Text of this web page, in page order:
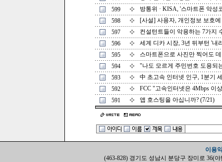
599
방통위 · KISA, '스마트폰 악성
598
[사설] 사용자, 개인정보 보호
597
컨설턴트들이 악용하는 7가지
596
세계 디카 시장, 3년 뒤부턴 '내
595
스마트폰으로 사진만 찍어도
594
"나도 모르게 주민번호 도용되
593
中 초고속 인터넷 인구, 1분기
592
FCC "고속인터넷은 4Mbps 이
591
앱 호스팅을 아십니까? (7/21)
이용
(463-828) 경기도 성남시 분당구 장미로 36(